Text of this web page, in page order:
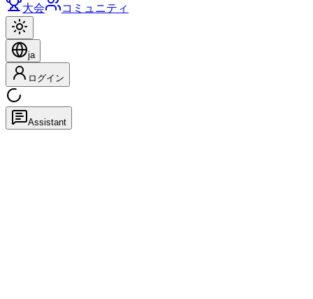
大会
コミュニティ
ja
ログイン
Assistant